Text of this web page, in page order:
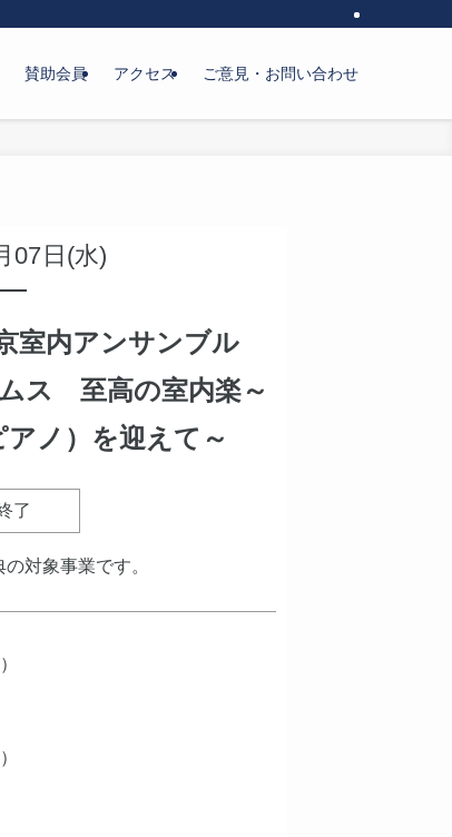
賛助会員 アクセス ご意見・お問い合わせ
07日(水)
室内アンサンブル
ス 至高の室内楽～
ノ）を迎えて～
了
対象事業です。